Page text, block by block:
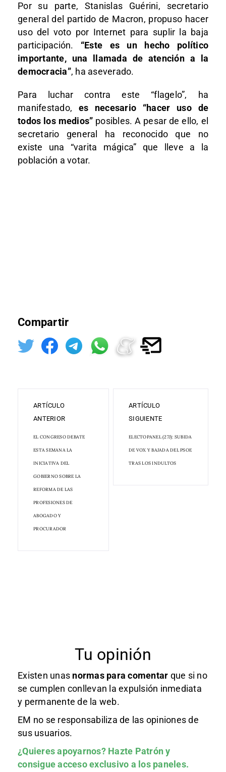
Por su parte, Stanislas Guérini, secretario
general del partido de Macron, propuso hacer
uso del voto por Internet para suplir la baja
participación. “Este es un hecho político
importante, una llamada de atención a la
democracia”, ha aseverado.
Para luchar contra este “flagelo”, ha
manifestado, es necesario “hacer uso de
todos los medios” posibles. A pesar de ello, el
secretario general ha reconocido que no
existe una “varita mágica” que lleve a la
población a votar.
Compartir
ARTÍCULO
ANTERIOR
EL CONGRESO DEBATE
ESTA SEMANA LA
INICIATIVA DEL
GOBIERNO SOBRE LA
REFORMA DE LAS
PROFESIONES DE
ABOGADO Y
PROCURADOR
ARTÍCULO
SIGUIENTE
ELECTOPANEL (27J): SUBIDA
DE VOX Y BAJADA DEL PSOE
TRAS LOS INDULTOS
Tu opinión
Existen unas normas para comentar que si no
se cumplen conllevan la expulsión inmediata
y permanente de la web.
EM no se responsabiliza de las opiniones de
sus usuarios.
¿Quieres apoyarnos? Hazte Patróny
consigue acceso exclusivo a los paneles.